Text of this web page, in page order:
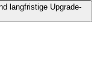
langfristige Upgrade-